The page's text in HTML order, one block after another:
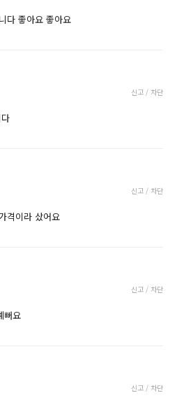
다 좋아요 좋아요
신고 / 차단
신고 / 차단
격이라 샀어요
신고 / 차단
뻐요
신고 / 차단